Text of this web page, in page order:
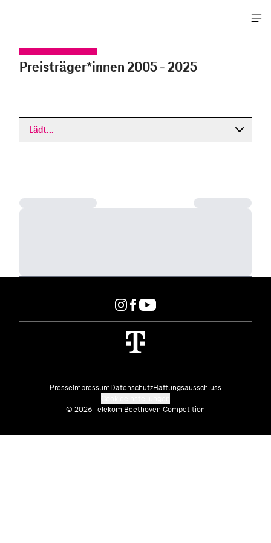
Preisträger*innen 2005 - 2025
Lädt...
Lädt...
© 2026 Telekom Beethoven Competition
PresseImpressumDatenschutzHaftungsausschluss